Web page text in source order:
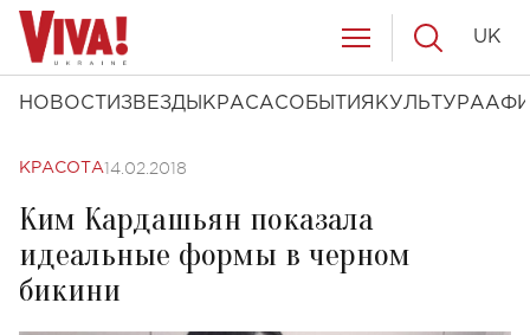
НОВОСТИ ЗВЕЗДЫ КРАСАСОБЫТИЯ КУЛЬТУРА
UK
КРАСОТА14.02.2018
Ким Кардашьян показала
идеальные формы в черном
бикини